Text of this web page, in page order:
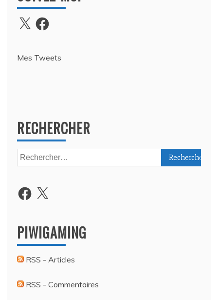
X Facebook
Mes Tweets
RECHERCHER
Rechercher :
Facebook
X
PIWIGAMING
RSS - Articles
RSS - Commentaires